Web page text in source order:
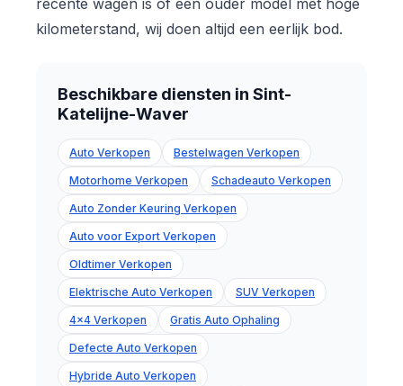
recente wagen is of een ouder model met hoge
kilometerstand, wij doen altijd een eerlijk bod.
Beschikbare diensten in Sint-
Katelijne-Waver
Auto Verkopen Bestelwagen Verkopen
Motorhome Verkopen Schadeauto Verkopen
Auto Zonder Keuring Verkopen
Auto voor Export Verkopen
Oldtimer Verkopen
Elektrische Auto Verkopen SUV Verkopen
4x4 Verkopen Gratis Auto Ophaling
Defecte Auto Verkopen
Hybride Auto Verkopen